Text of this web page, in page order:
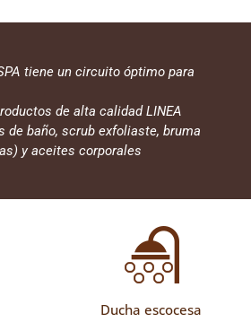
tiene un circuito óptimo para
de alta calidad LINEA
de baño, scrub exfoliaste, bruma
y aceites corporales
Ducha escocesa